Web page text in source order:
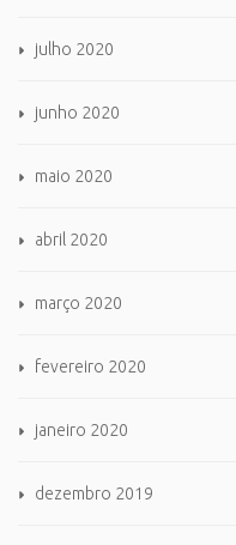
julho 2020
junho 2020
maio 2020
abril 2020
março 2020
fevereiro 2020
janeiro 2020
dezembro 2019